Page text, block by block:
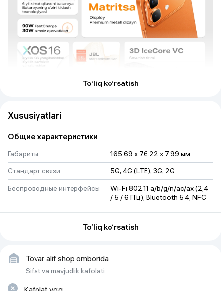
🔥Snapdragon 7s Gen 4 kuchli protsessori
Smartfon
protsessori bilan jihozlangan
bo‘lib, u
asosida ishlab chiqarilgan. Bu esa
yuqori tezlik, barqaror ishlash va energiya samaradorligini
ta’minlaydi.
12 GB tezkor xotira va 256 GB ichki xotirako‘plab ilovalar, foto va
videolarni bemalol saqlash imkonini beradi.
To‘liq ko‘rsatish
Xususiyatlari
Общие характеристики
Габариты
165.69 x 76.22 x 7.99 мм
Стандарт связи
5G, 4G (LTE), 3G, 2G
Беспроводные интерфейсы
Wi-Fi 802.11 a/b/g/n/ac/ax (2,4
/ 5 / 6 ГГц), Bluetooth 5.4, NFC
Емкость аккумулятора
6500 мАч
50 МП
Тип разъема для зарядки
Тип SIM-карты
To‘liq ko‘rsatish
Tovar alif shop omborida
Sifat va mavjudlik kafolati
Kafolat yo‘q